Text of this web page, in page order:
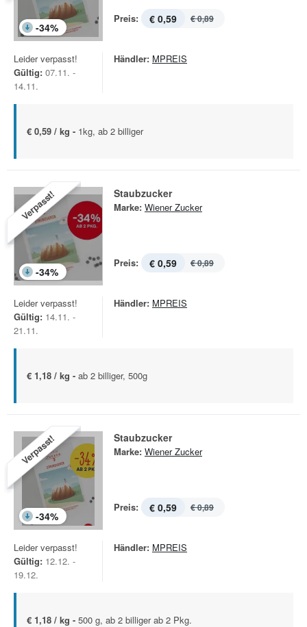
-34%
Preis: € 0,59 € 0,89
Leider verpasst!
Gültig: 07.11. -
14.11.
Händler: MPREIS
€ 0,59 / kg - 1kg, ab 2 billiger
Verpasst!
-34%
Staubzucker
Marke: Wiener Zucker
Preis: € 0,59 € 0,89
Leider verpasst!
Gültig: 14.11. -
21.11.
Händler: MPREIS
€ 1,18 / kg - ab 2 billiger, 500g
Verpasst!
-34%
Staubzucker
Marke: Wiener Zucker
Preis: € 0,59 € 0,89
Leider verpasst!
Gültig: 12.12. -
19.12.
Händler: MPREIS
€ 1,18 / kg - 500 g, ab 2 billiger ab 2 Pkg.